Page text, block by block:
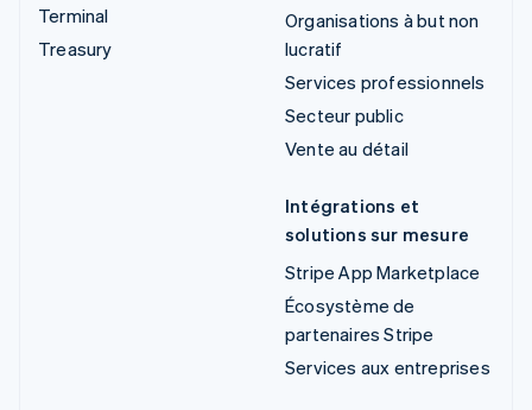
Terminal
Treasury
Organisations à but non
lucratif
Services professionnels
Secteur public
Vente au détail
Intégrations et
solutions sur mesure
Stripe App Marketplace
Écosystème de
partenaires Stripe
Services aux entreprises